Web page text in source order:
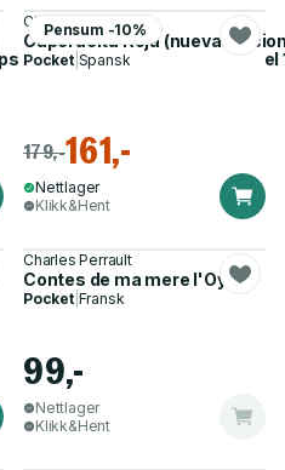
Greatest Stories: Oxford
Pensum -10%
Charles Perrault
Caperucita Roja (nueva
Pocket| Spansk
179,-161,-
Nettlager
Klikk&Hent
Charles Perrault
Contes de ma mere l'Oye
Pocket| Fransk
99,-
Nettlager
Klikk&Hent